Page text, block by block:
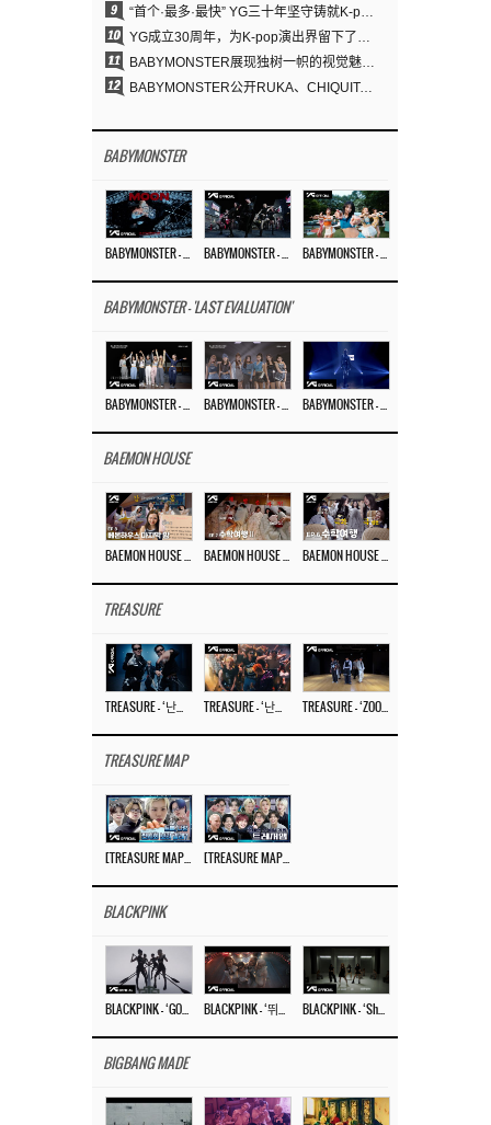
9 “首个·最多·最快” YG三十年坚守铸就K-pop巡演新格局
10 YG成立30周年，为K-pop演出界留下了什么？
11 BABYMONSTER展现独树一帜的视觉魅力与超强驾驭力……《MOON》
12 BABYMONSTER公开RUKA、CHIQUITA《MOON》视觉照 展现克制魅力与独特视觉风格
BABYMONSTER
BABYMONSTER - 'LAST EVALUATION'
BAEMON HOUSE
TREASURE
TREASURE MAP
BLACKPINK
BIGBANG MADE